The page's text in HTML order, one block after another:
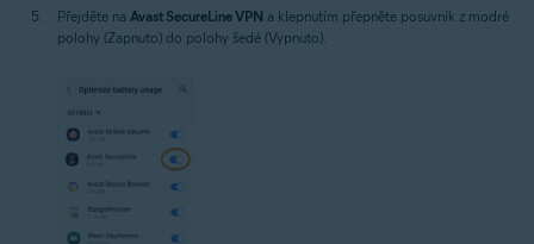
Přejděte na Avast SecureLine VPN a klepnutím přepněte posuvník z modré
polohy (Zapnuto) do polohy šedé (Vypnuto).